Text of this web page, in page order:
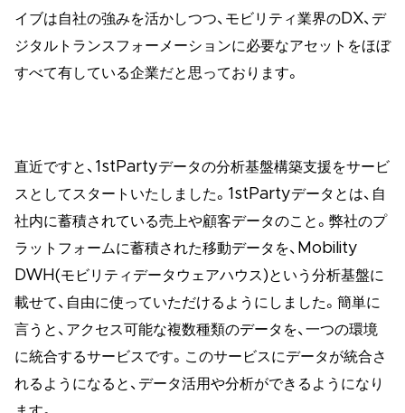
イブは自社の強みを活かしつつ、モビリティ業界のDX、デ
ジタルトランスフォーメーションに必要なアセットをほぼ
すべて有している企業だと思っております。
直近ですと、1stPartyデータの分析基盤構築支援をサービ
スとしてスタートいたしました。1stPartyデータとは、自
社内に蓄積されている売上や顧客データのこと。弊社のプ
ラットフォームに蓄積された移動データを、Mobility
DWH(モビリティデータウェアハウス)という分析基盤に
載せて、自由に使っていただけるようにしました。簡単に
言うと、アクセス可能な複数種類のデータを、一つの環境
に統合するサービスです。このサービスにデータが統合さ
れるようになると、データ活用や分析ができるようになり